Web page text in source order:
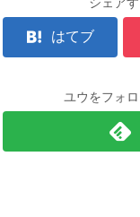
はてブ
ユウをフォ